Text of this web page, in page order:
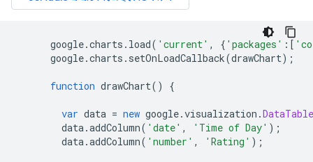
google.charts . load( 'current' , { 'packages' :[
google.charts . setOnLoadCallback(drawChart);
function drawChart() {
var data = new google.visualization .DataTable
data.addColumn( 'date' , 'Time of Day' );
data.addColumn( 'number' , 'Rating' );